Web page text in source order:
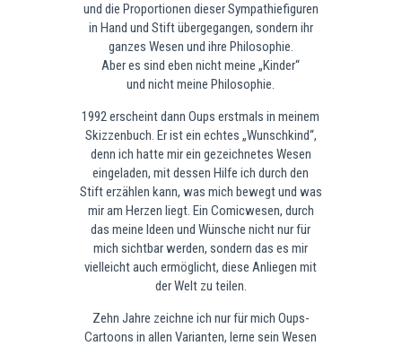
und die Proportionen dieser Sympathiefiguren
in Hand und Stift übergegangen, sondern ihr
ganzes Wesen und ihre Philosophie.
Aber es sind eben nicht meine „Kinder“
und nicht meine Philosophie.
1992 erscheint dann Oups erstmals in meinem
Skizzenbuch. Er ist ein echtes „Wunschkind“,
denn ich hatte mir ein gezeichnetes Wesen
eingeladen, mit dessen Hilfe ich durch den
Stift erzählen kann, was mich bewegt und was
mir am Herzen liegt. Ein Comicwesen, durch
das meine Ideen und Wünsche nicht nur für
mich sichtbar werden, sondern das es mir
vielleicht auch ermöglicht, diese Anliegen mit
der Welt zu teilen.
Zehn Jahre zeichne ich nur für mich Oups-
Cartoons in allen Varianten, lerne sein Wesen